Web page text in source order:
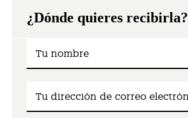
¿Dónde quieres recibirla?